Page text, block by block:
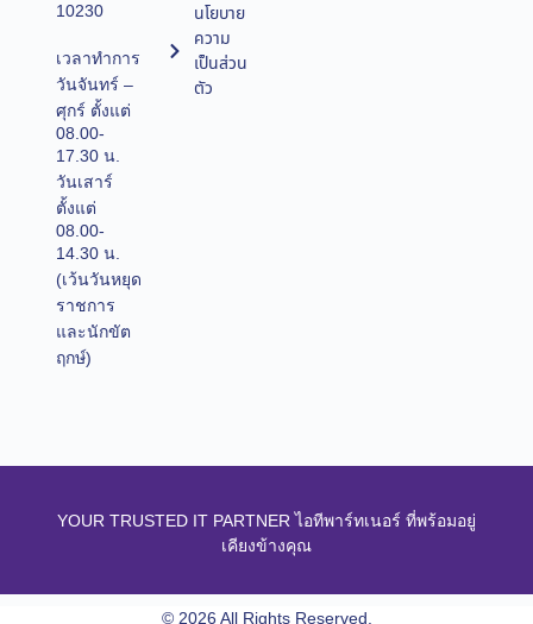
10230
เวลาทำการ
วันจันทร์ –
ศุกร์ ตั้งแต่
08.00-
17.30 น.
วันเสาร์
ตั้งแต่
08.00-
14.30 น.
(เว้นวันหยุด
ราชการ
และนักขัต
ฤกษ์)
นโยบาย
ความ
เป็นส่วน
ตัว
YOUR TRUSTED IT PARTNER ไอทีพาร์ทเนอร์ ที่พร้อมอยู่
เคียงข้างคุณ
© 2026 All Rights Reserved.